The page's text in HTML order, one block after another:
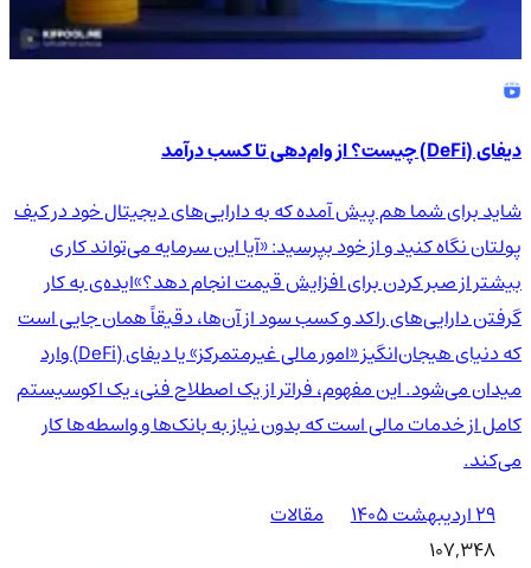
دیفای (DeFi) چیست؟ از وام‌دهی تا کسب درآمد
شاید برای شما هم پیش آمده که به دارایی‌های دیجیتال خود در کیف
پولتان نگاه کنید و از خود بپرسید: «آیا این سرمایه می‌تواند کاری
بیشتر از صبر کردن برای افزایش قیمت انجام دهد؟»ایده‌ی به کار
گرفتن دارایی‌های راکد و کسب سود از آن‌ها، دقیقاً همان جایی است
که دنیای هیجان‌انگیز «امور مالی غیرمتمرکز» یا دیفای (DeFi) وارد
میدان می‌شود. این مفهوم، فراتر از یک اصطلاح فنی، یک اکوسیستم
کامل از خدمات مالی است که بدون نیاز به بانک‌ها و واسطه‌ها کار
می‌کند.
۲۹ اردیبهشت ۱۴۰۵
مقالات
107,348